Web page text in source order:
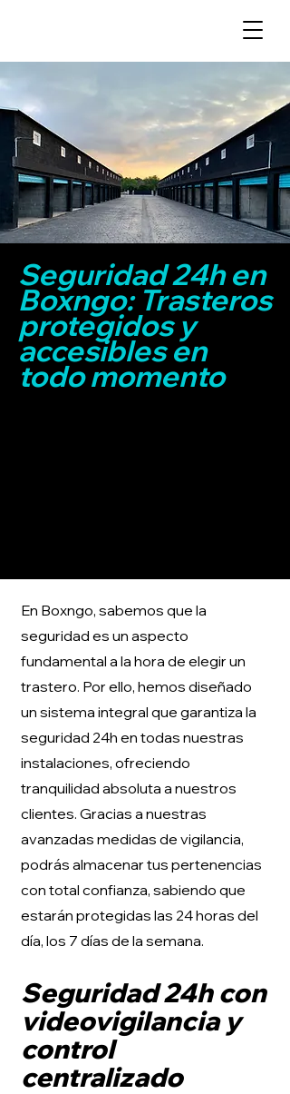
Seguridad 24h en
Boxngo: Trasteros
protegidos y
accesibles en
todo momento
En Boxngo, sabemos que la
seguridad es un aspecto
fundamental a la hora de elegir un
trastero. Por ello, hemos diseñado
un sistema integral que garantiza la
seguridad 24h en todas nuestras
instalaciones, ofreciendo
tranquilidad absoluta a nuestros
clientes. Gracias a nuestras
avanzadas medidas de vigilancia,
podrás almacenar tus pertenencias
con total confianza, sabiendo que
estarán protegidas las 24 horas del
día, los 7 días de la semana.
Seguridad 24h con
videovigilancia y
control
centralizado